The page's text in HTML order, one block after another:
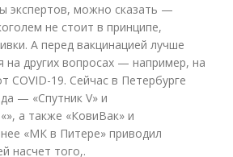
экспертов, можно сказать —
не стоит в принципе,
А перед вакцинацией лучше
на других вопросах — например, на
COVID-19. Сейчас в Петербурге
— «Спутник V» и
а также «КовиВак» и
«МК в Питере» приводил
насчет того,.